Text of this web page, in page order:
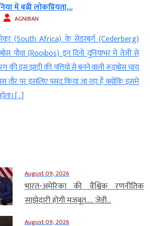
में बढ़ी लोकप्रियता,...
AGNIBAN
(South Africa) के सेडरबर्ग (Cederberg)
पौधा (Rooibos) इन दिनों दुनियाभर में तेजी से
की इस झाड़ी की पत्तियों से बनने वाली रूइबोस चाय
पर इसलिए पसंद किया जा रहा है क्योंकि इसमें
[…]
August 09, 2026
भारत-अमेरिका की वैश्विक रणनीतिक
साझेदारी होगी मजबूत….. जेडी...
August 09, 2026